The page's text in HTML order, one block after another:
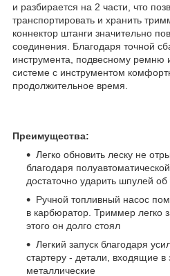
и разбирается на 2 части, что
транспортировать и хранить
коннектор штанги значительно
соединения. Благодаря точной
инструмента, подвесному ремню
системе с инструментом
продолжительное время.
Преимущества:
Легко обновить леску не
благодаря
достаточно ударить шпулей
Ручной топливный насос
в карбюратор. Триммер легко
этого он долго стоял
Легкий запуск благодаря
стартеру - детали, входящие в
металлические